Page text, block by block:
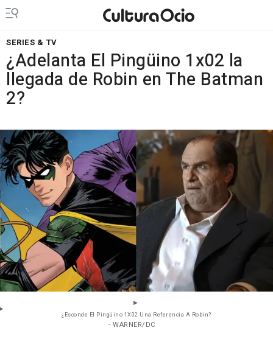
SERIES & TV
¿Adelanta El Pingüino 1x02 la
llegada de Robin en The Batman
2?
¿Esconde El Pingüino 1X02 Una Referencia A Robin?
- WARNER/DC